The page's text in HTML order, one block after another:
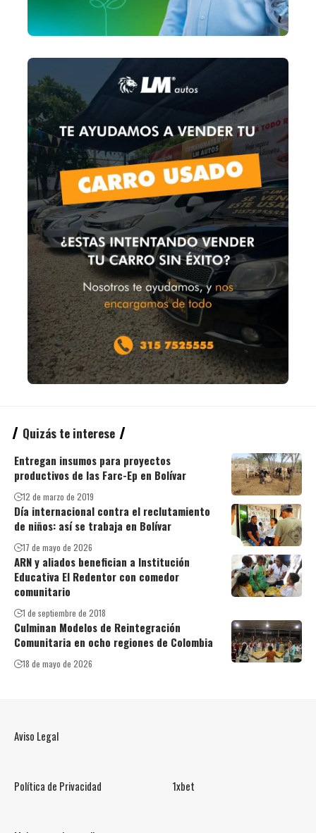
Quizás te interese
Entregan insumos para proyectos
productivos de las Farc-Ep en Bolívar
12 de marzo de 2019
Día internacional contra el reclutamiento
de niños: así se trabaja en Bolívar
17 de mayo de 2026
ARN y aliados benefician a Institución
Educativa El Redentor con comedor
comunitario
1 de septiembre de 2018
Culminan Modelos de Reintegración
Comunitaria en ocho regiones de Colombia
18 de mayo de 2026
Aviso Legal
Política de Privacidad 1xbet